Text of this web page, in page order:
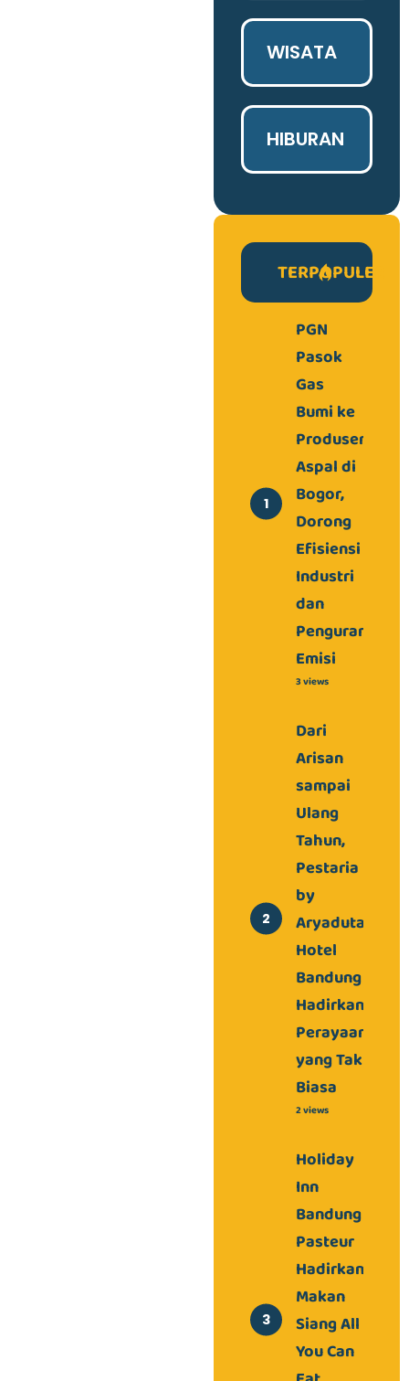
WISATA
HIBURAN
TERPOPULER
PGN
Pasok
Gas
Bumi ke
Produsen
Aspal di
Bogor,
Dorong
Efisiensi
Industri
dan
Pengurangan
Emisi
3 views
Dari
Arisan
sampai
Ulang
Tahun,
Pestaria
by
Aryaduta
Hotel
Bandung
Hadirkan
Perayaan
yang Tak
Biasa
2 views
Holiday
Inn
Bandung
Pasteur
Hadirkan
Makan
Siang All
You Can